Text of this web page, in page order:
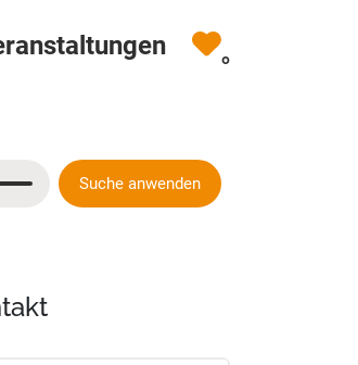
0
Suche anwenden